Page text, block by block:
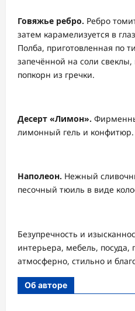
Говяжье ребро. Ребро
затем карамелизуется в
Полба, приготовленная по
запечённой на соли
попкорн из гречки.
Десерт «Лимон».
лимонный гель и конфитюр.
Наполеон. Нежный
песочный тюиль в виде
Безупречность и
интерьера, мебель,
атмосферно, стильно и
Об авторе